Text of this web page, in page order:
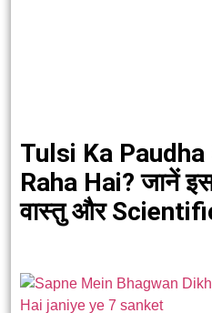
Tulsi Ka Paudha
Raha Hai? जानें
वास्तु और